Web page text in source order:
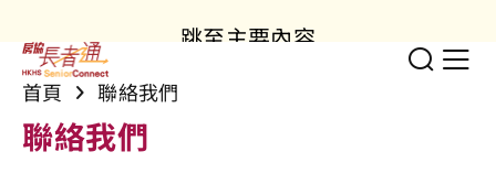
跳至主要內容
切換
顯
首頁 聯絡我們
聯絡我們